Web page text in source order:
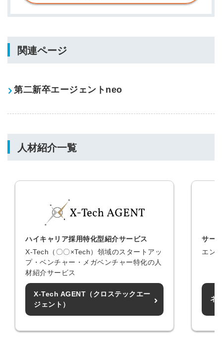
関連ページ
第二新卒エージェントneo
人材紹介一覧
ハイキャリア採用特化型紹介サービス
X-Tech（〇〇×Tech）領域のスタートアッ
プ・ベンチャー・メガベンチャー特化の人
材紹介サービス
X-Tech AGENT（クロステックエー
ジェント）
サー
エン
ネ